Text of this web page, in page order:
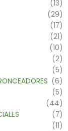
(13)
(29)
(17)
(21)
(10)
(2)
(5)
(6)
(5)
(44)
(7)
(11)